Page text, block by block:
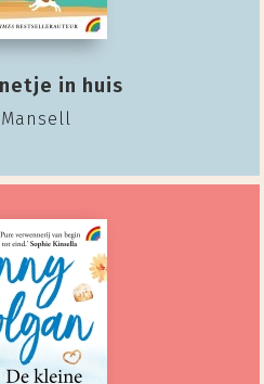
in huis